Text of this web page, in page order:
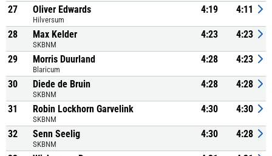
27 Oliver Edwards
Hilversum
4:19 4:11
28 Max Kelder
SKBNM
4:23 4:23
29 Morris Duurland
Blaricum
4:28 4:23
30 Diede de Bruin
SKBNM
4:28 4:28
31 Robin Lockhorn Garvelink
SKBNM
4:30 4:30
32 Senn Seelig
SKBNM
4:30 4:28